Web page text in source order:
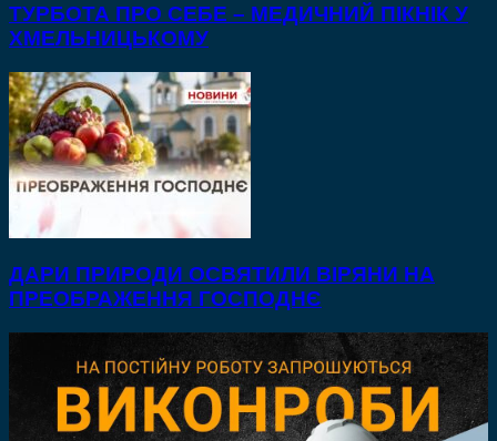
ТУРБОТА ПРО СЕБЕ – МЕДИЧНИЙ ПІКНІК У
ХМЕЛЬНИЦЬКОМУ
ДАРИ ПРИРОДИ ОСВЯТИЛИ ВІРЯНИ НА
ПРЕОБРАЖЕННЯ ГОСПОДНЄ